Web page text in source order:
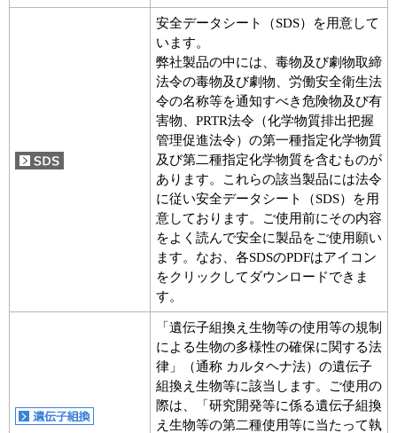
安全データシート（SDS）を用意して
います。
弊社製品の中には、毒物及び劇物取締
法令の毒物及び劇物、労働安全衛生法
令の名称等を通知すべき危険物及び有
害物、PRTR法令（化学物質排出把握
管理促進法令）の第一種指定化学物質
及び第二種指定化学物質を含むものが
あります。これらの該当製品には法令
に従い安全データシート（SDS）を用
意しております。ご使用前にその内容
をよく読んで安全に製品をご使用願い
ます。なお、各SDSのPDFはアイコン
をクリックしてダウンロードできま
す。
「遺伝子組換え生物等の使用等の規制
による生物の多様性の確保に関する法
律」（通称 カルタヘナ法）の遺伝子
組換え生物等に該当します。ご使用の
際は、「研究開発等に係る遺伝子組換
え生物等の第二種使用等に当たって執